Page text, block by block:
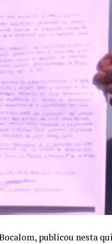
publicou nesta